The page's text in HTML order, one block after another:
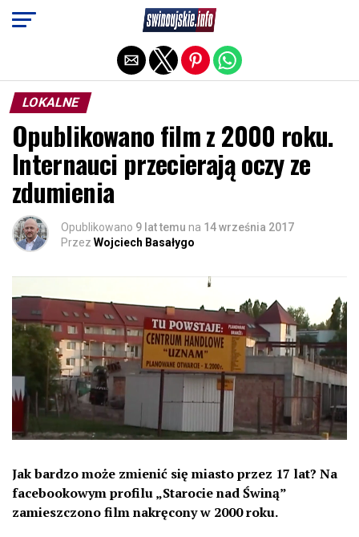
LOKALNE
Opublikowano film z 2000 roku.
Internauci przecierają oczy ze
zdumienia
Opublikowano 9 lat temu na 14 września 2017
Przez Wojciech Basałygo
Jak bardzo może zmienić się miasto przez 17 lat? Na
facebookowym profilu „Starocie nad Świną”
zamieszczono film nakręcony w 2000 roku.
Exit mobile version